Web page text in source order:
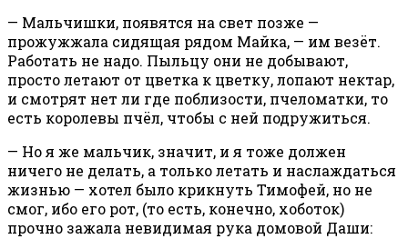
— Мальчишки, появятся на свет позже —
прожужжала сидящая рядом Майка, — им везёт.
Работать не надо. Пыльцу они не добывают,
просто летают от цветка к цветку, лопают нектар,
и смотрят нет ли где поблизости, пчеломатки, то
есть королевы пчёл, чтобы с ней подружиться.
— Но я же мальчик, значит, и я тоже должен
ничего не делать, а только летать и наслаждаться
жизнью — хотел было крикнуть Тимофей, но не
смог, ибо его рот, (то есть, конечно, хоботок)
прочно зажала невидимая рука домовой Даши: